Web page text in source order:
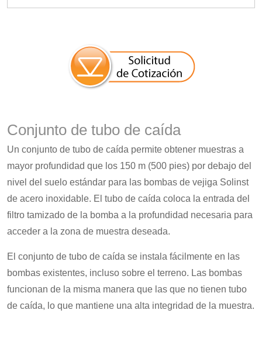
Conjunto de tubo de caída
Un conjunto de tubo de caída permite obtener muestras a
mayor profundidad que los 150 m (500 pies) por debajo del
nivel del suelo estándar para las bombas de vejiga Solinst
de acero inoxidable. El tubo de caída coloca la entrada del
filtro tamizado de la bomba a la profundidad necesaria para
acceder a la zona de muestra deseada.
El conjunto de tubo de caída se instala fácilmente en las
bombas existentes, incluso sobre el terreno. Las bombas
funcionan de la misma manera que las que no tienen tubo
de caída, lo que mantiene una alta integridad de la muestra.